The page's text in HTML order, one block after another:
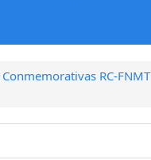
Conmemorativas RC-FNMT